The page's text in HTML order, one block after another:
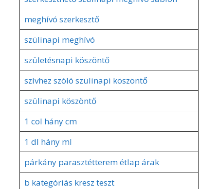
meghívó szerkesztő
szülinapi meghívó
születésnapi köszöntő
szívhez szóló szülinapi köszöntő
szülinapi köszöntő
1 col hány cm
1 dl hány ml
párkány parasztétterem étlap árak
b kategóriás kresz teszt